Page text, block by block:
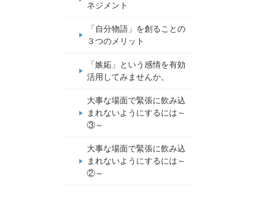
ネジメント
「自分物語」を創ることの
３つのメリット
「嫉妬」という感情を有効
活用してみませんか。
大事な場面で緊張に飲み込
まれないようにするには～
③～
大事な場面で緊張に飲み込
まれないようにするには～
②～